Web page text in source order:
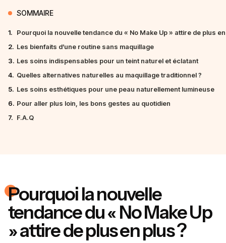
SOMMAIRE
1.
Pourquoi la nouvelle tendance du « No Make Up » attire de plus
2. Les bienfaits d’une routine sans maquillage
3. Les soins indispensables pour un teint naturel et éclatant
4. Quelles alternatives naturelles au maquillage traditionnel ?
5. Les soins esthétiques pour une peau naturellement lumineuse
6. Pour aller plus loin, les bons gestes au quotidien
7. F.A.Q
Pourquoi la nouvelle
tendance du « No Make Up
» attire de plus en plus ?